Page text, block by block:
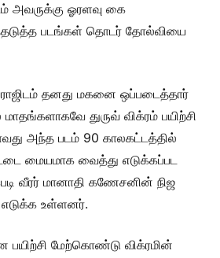
அவருக்கு ஓரளவு கை
படங்கள் தொடர் தோல்வியை
தனது மகனை ஒப்படைத்தார்
துருவ் விக்ரம் பயிற்சி
அந்த படம் 90 காலகட்டத்தில்
மையமாக வைத்து எடுக்கப்பட
வீரர் மானாதி கணேசனின் நிஜ
உள்ளனர்.
பயிற்சி மேற்கொண்டு விக்ரமின்